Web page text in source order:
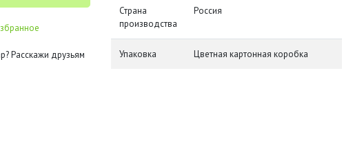
Расскажи друзьям
Страна
производства
Россия
Упаковка Цветная картонная коробка